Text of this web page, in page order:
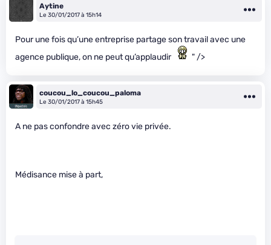
Aytine
Le 30/01/2017 à 15h14
Pour une fois qu’une entreprise partage son travail avec une
agence publique, on ne peut qu’applaudir
" />
coucou_lo_coucou_paloma
Le 30/01/2017 à 15h45
A ne pas confondre avec zéro vie privée.
Médisance mise à part,